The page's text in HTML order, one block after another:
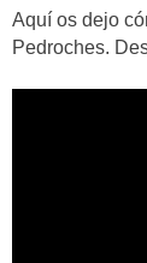
Aquí os dejo
Pedroches.